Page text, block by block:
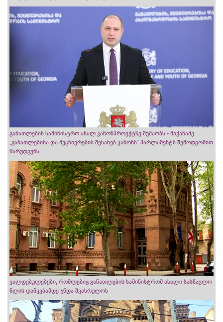
განათლების სამინისტრო ახალ კანონპროექტზე მუშაობს - მიქანაძე
„განათლებისა და მეცნიერების შესახებ კანონს“ პარლამენტს შემოდგომით
წარუდგენს
ვალდებულებები, რომლებიც განათლების სამინისტრომ ახალი სასწავლო
წლის დაწყებამდე უნდა შეასრულოს